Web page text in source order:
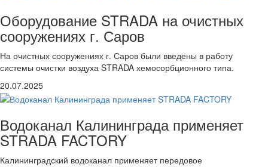
Оборудование STRADA на очистных
сооружениях г. Саров
На очистных сооружениях г. Саров были введены в работу
системы очистки воздуха STRADA хемосорбционного типа.
20.07.2025
Водоканал Калининграда применяет
STRADA FACTORY
Калининградский водоканал применяет передовое